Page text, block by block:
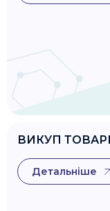
ВИКУП
Детальніше